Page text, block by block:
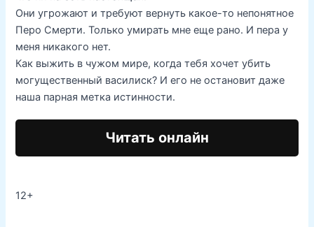
Они угрожают и требуют вернуть какое-то непонятное
Перо Смерти. Только умирать мне еще рано. И пера у
меня никакого нет.
Как выжить в чужом мире, когда тебя хочет убить
могущественный василиск? И его не остановит даже
наша парная метка истинности.
Читать онлайн
12+